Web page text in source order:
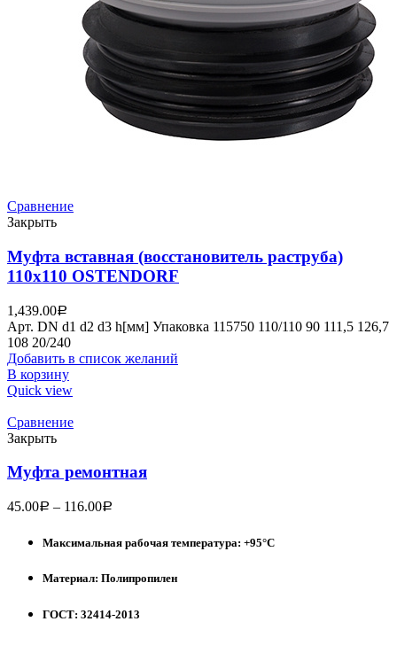
Сравнение
Закрыть
Муфта вставная (восстановитель раструба)
110х110 OSTENDORF
1,439.00Р
Арт. DN d1 d2 d3 h[мм] Упаковка 115750 110/110 90 111,5 126,7
108 20/240
Добавить в список желаний
В корзину
Quick view
Сравнение
Закрыть
Муфта ремонтная
45.00Р – 116.00Р
Максимальная рабочая температура: +95°С
Материал: Полипропилен
ГОСТ: 32414-2013